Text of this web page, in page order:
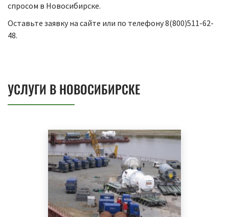
спросом в Новосибирске.
Оставьте заявку на сайте или по телефону 8(800)511-62-
48.
УСЛУГИ В НОВОСИБИРСКЕ